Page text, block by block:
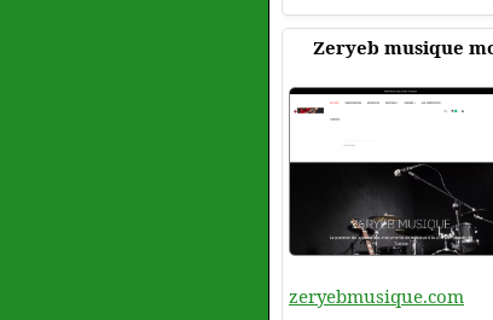
Zeryeb musique
zeryebmusique.com